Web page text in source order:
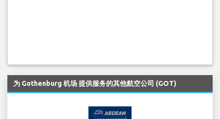
为 Gothenburg 机场 提供服务的其他航空公司 (GOT)